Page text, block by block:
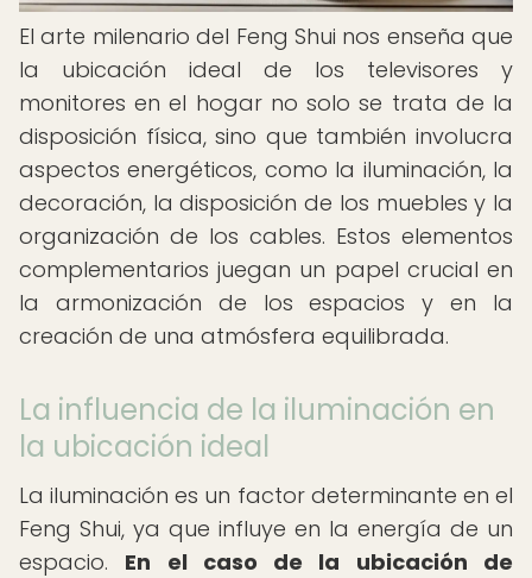
El arte milenario del Feng Shui nos enseña que
la ubicación ideal de los televisores y
monitores en el hogar no solo se trata de la
disposición física, sino que también involucra
aspectos energéticos, como la iluminación, la
decoración, la disposición de los muebles y la
organización de los cables. Estos elementos
complementarios juegan un papel crucial en
la armonización de los espacios y en la
creación de una atmósfera equilibrada.
La influencia de la iluminación en
la ubicación ideal
La iluminación es un factor determinante en el
Feng Shui, ya que influye en la energía de un
espacio. En el caso de la ubicación de